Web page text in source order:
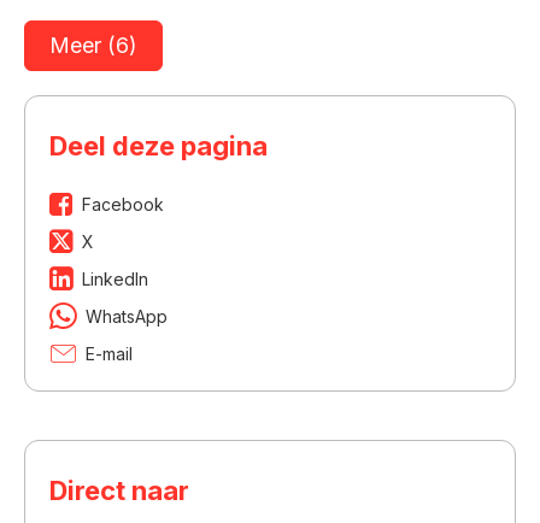
Meer (6)
Deel deze pagina
Facebook
X
LinkedIn
WhatsApp
E-mail
Direct naar